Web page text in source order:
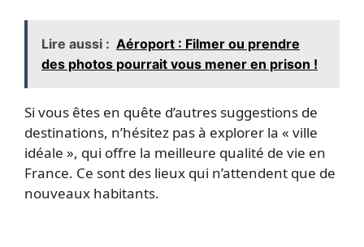
Lire aussi : Aéroport : Filmer ou prendre
des photos pourrait vous mener en prison !
Si vous êtes en quête d’autres suggestions de
destinations, n’hésitez pas à explorer la « ville
idéale », qui offre la meilleure qualité de vie en
France. Ce sont des lieux qui n’attendent que de
nouveaux habitants.